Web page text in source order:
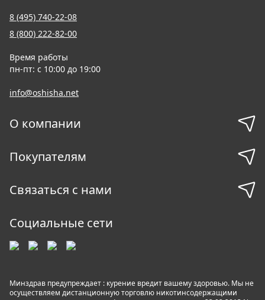
8 (495) 740-22-08
8 (800) 222-82-00
Время работы
пн-пт: с 10:00 до 19:00
info@oshisha.net
О компании
Покупателям
Связаться с нами
Социальные сети
Минздрав предупреждает : курение вредит вашему здоровью. Мы не
осуществляем дистанционную торговлю никотинсодержащими